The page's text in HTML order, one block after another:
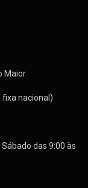
Maior
fixa nacional)
das 9:00 às